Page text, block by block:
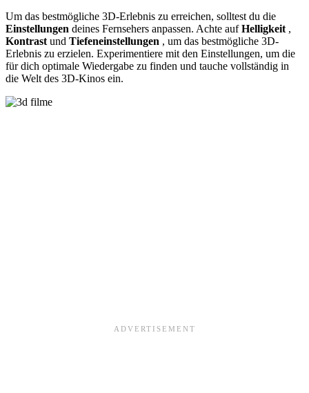
Um das bestmögliche 3D-Erlebnis zu erreichen, solltest du die
Einstellungen deines Fernsehers anpassen. Achte aufHelligkeit ,
Kontrast und Tiefeneinstellungen , um das bestmögliche 3D-
Erlebnis zu erzielen. Experimentiere mit den Einstellungen, um die
für dich optimale Wiedergabe zu finden und tauche vollständig in
die Welt des 3D-Kinos ein.